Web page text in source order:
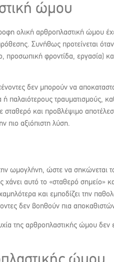
ώμου
ολική αρθροπλαστική ώμου
Συνήθως προτείνεται
προσωπική φροντίδα, εργασία)
δεν μπορούν να
παλαιότερους τραυματισμούς,
σταθερό και προβλέψιμο
πιο αξιόπιστη λύση.
ωμογλήνη, ώστε να σηκώνεται
αυτό το «σταθερό σημείο»
και εμποδίζει την
δεν βοηθούν πια
της αρθροπλαστικής ώμου